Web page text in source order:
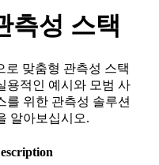
측성 스택
로 맞춤형 관측성 스택
용적인 예시와 모범 사
를 위한 관측성 솔루션
알아보십시오.